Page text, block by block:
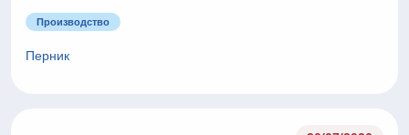
Производство
Перник